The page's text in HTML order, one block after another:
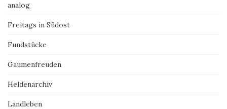
analog
Freitags in Südost
Fundstücke
Gaumenfreuden
Heldenarchiv
Landleben